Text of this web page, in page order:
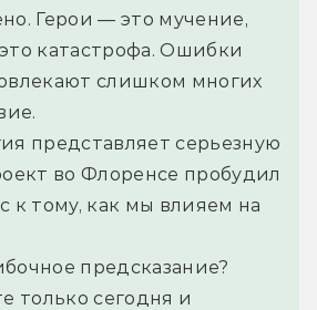
Герои — это мучение,
катастрофа. Ошибки
слишком многих
представляет серьезную
во Флоренсе пробудил
к тому, как мы влияем на
предсказание?
только сегодня и